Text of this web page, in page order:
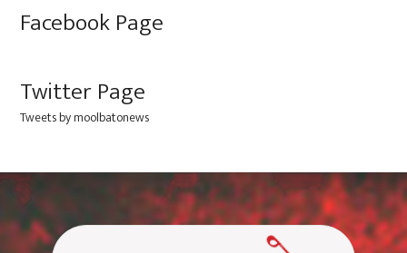
Facebook Page
Twitter Page
Tweets by moolbatonews